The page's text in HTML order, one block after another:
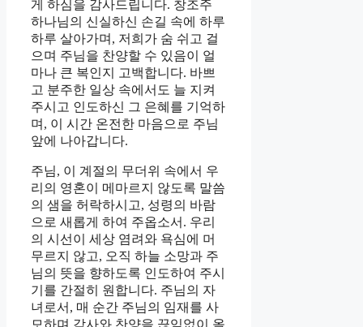
게 하심을 감사드립니다. 창조주
하나님의 신실하신 손길 속에 하루
하루 살아가며, 저희가 숨 쉬고 걸
으며 주님을 찬양할 수 있음이 얼
마나 큰 복인지 고백합니다. 바쁘
고 분주한 일상 속에서도 늘 지켜
주시고 인도하신 그 은혜를 기억하
며, 이 시간 온전한 마음으로 주님
앞에 나아갑니다.
주님, 이 계절의 무더위 속에서 우
리의 영혼이 메마르지 않도록 말씀
의 샘을 허락하시고, 성령의 바람
으로 새롭게 하여 주옵소서. 우리
의 시선이 세상 염려와 욕심에 머
무르지 않고, 오직 하늘 소망과 주
님의 뜻을 향하도록 인도하여 주시
기를 간절히 원합니다. 주님의 자
녀로서, 매 순간 주님의 임재를 사
모하며 감사와 찬양을 끊임없이 올